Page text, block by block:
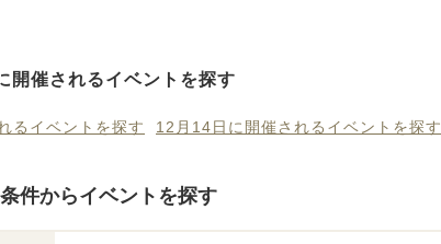
開催されるイベントを探す
るイベントを探す 12月14日に開催されるイベントを探す
件からイベントを探す